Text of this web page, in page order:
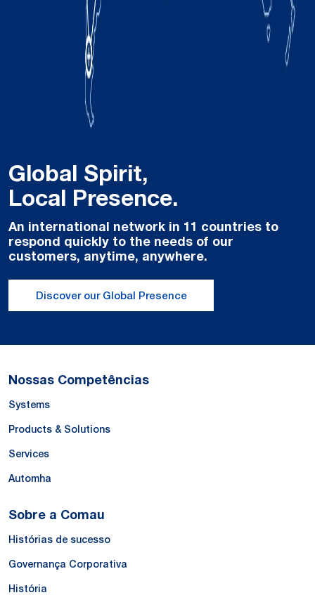
Global Spirit,
Local Presence.
An international network in 11 countries to
respond quickly to the needs of our
customers, anytime, anywhere.
Discover our Global Presence
Nossas Competências
Systems
Products & Solutions
Services
Automha
Sobre a Comau
Histórias de sucesso
Governança Corporativa
História